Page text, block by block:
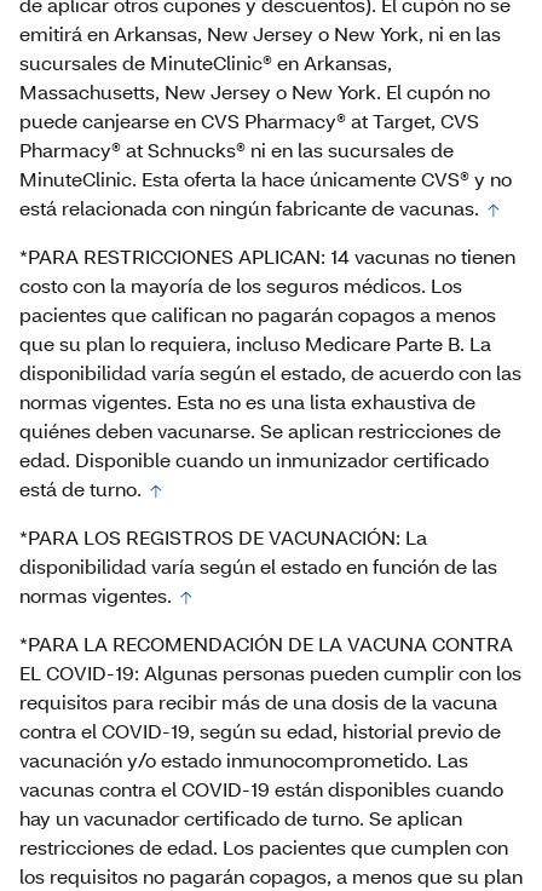
emitirá en Arkansas, New Jersey o New York, ni en las
sucursales de MinuteClinic® en Arkansas,
Massachusetts, New Jersey o New York. El cupón no
puede canjearse en CVS Pharmacy® at Target, CVS
Pharmacy® at Schnucks® ni en las sucursales de
MinuteClinic. Esta oferta la hace únicamente CVS® y no
está relacionada con ningún fabricante de vacunas.
*PARA RESTRICCIONES APLICAN: 14 vacunas no tienen
costo con la mayoría de los seguros médicos. Los
pacientes que califican no pagarán copagos a menos
que su plan lo requiera, incluso Medicare Parte B. La
disponibilidad varía según el estado, de acuerdo con las
normas vigentes. Esta no es una lista exhaustiva de
quiénes deben vacunarse. Se aplican restricciones de
edad. Disponible cuando un inmunizador certificado
está de turno.
*PARA LOS REGISTROS DE VACUNACIÓN: La
disponibilidad varía según el estado en función de las
normas vigentes.
*PARA LA RECOMENDACIÓN DE LA VACUNA CONTRA
EL COVID-19: Algunas personas pueden cumplir con los
requisitos para recibir más de una dosis de la vacuna
contra el COVID-19, según su edad, historial previo de
vacunación y/o estado inmunocomprometido. Las
vacunas contra el COVID-19 están disponibles cuando
hay un vacunador certificado de turno. Se aplican
restricciones de edad. Los pacientes que cumplen con
los requisitos no pagarán copagos, a menos que su plan